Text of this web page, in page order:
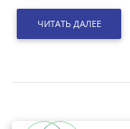
ЧИТАТЬ ДАЛЕЕ